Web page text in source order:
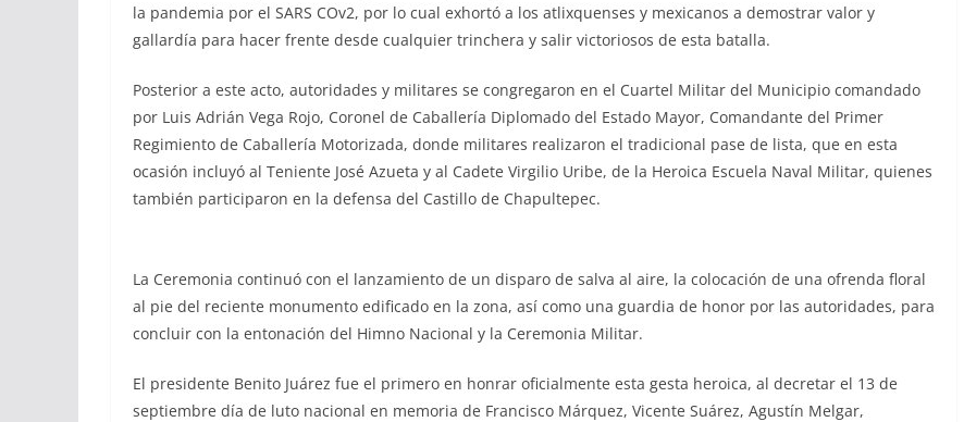
la pandemia por el SARS COv2, por lo cual exhortó a los atlixquenses y mexicanos a demostrar valor y
gallardía para hacer frente desde cualquier trinchera y salir victoriosos de esta batalla.
Posterior a este acto, autoridades y militares se congregaron en el Cuartel Militar del Municipio comandado
por Luis Adrián Vega Rojo, Coronel de Caballería Diplomado del Estado Mayor, Comandante del Primer
Regimiento de Caballería Motorizada, donde militares realizaron el tradicional pase de lista, que en esta
ocasión incluyó al Teniente José Azueta y al Cadete Virgilio Uribe, de la Heroica Escuela Naval Militar, quienes
también participaron en la defensa del Castillo de Chapultepec.
La Ceremonia continuó con el lanzamiento de un disparo de salva al aire, la colocación de una ofrenda floral
al pie del reciente monumento edificado en la zona, así como una guardia de honor por las autoridades, para
concluir con la entonación del Himno Nacional y la Ceremonia Militar.
El presidente Benito Juárez fue el primero en honrar oficialmente esta gesta heroica, al decretar el 13 de
septiembre día de luto nacional en memoria de Francisco Márquez, Vicente Suárez, Agustín Melgar,